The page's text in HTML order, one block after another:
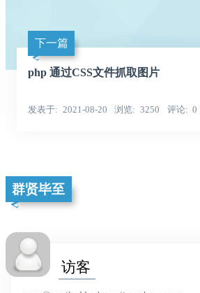
下一篇
php 通过CSS文件抓取图片
发表于 2021-08-20 浏览 3250 评论 0
群贤毕至